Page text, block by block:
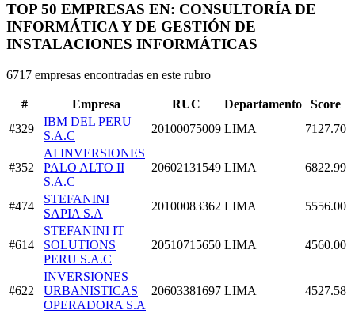
TOP 50 EMPRESAS EN: CONSULTORÍA DE
INFORMÁTICA Y DE GESTIÓN DE
INSTALACIONES INFORMÁTICAS
6717 empresas encontradas en este rubro
# Empresa RUC Departamento
Score
#329
IBM DEL PERU
S.A.C
20100075009 LIMA 7127.70
#352
AI INVERSIONES
PALO ALTO II
S.A.C
20602131549 LIMA 6822.99
#474
STEFANINI
SAPIA S.A
20100083362 LIMA 5556.00
#614
STEFANINI IT
SOLUTIONS
PERU S.A.C
20510715650 LIMA 4560.00
#622
INVERSIONES
URBANISTICAS
OPERADORA S.A
20603381697 LIMA 4527.58